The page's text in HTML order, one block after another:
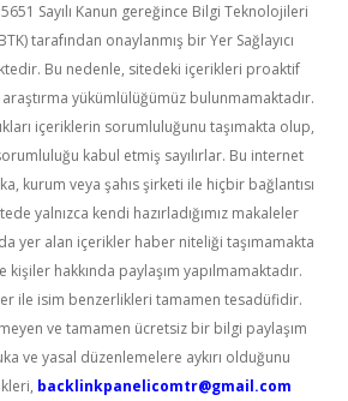
Sayılı Kanun gereğince Bilgi Teknolojileri
tarafından onaylanmış bir Yer Sağlayıcı
Bu nedenle, sitedeki içerikleri proaktif
yükümlülüğümüz bulunmamaktadır.
içeriklerin sorumluluğunu taşımakta olup,
kabul etmiş sayılırlar. Bu internet
kurum veya şahıs şirketi ile hiçbir bağlantısı
yalnızca kendi hazırladığımız makaleler
yer alan içerikler haber niteliği taşımamakta
hakkında paylaşım yapılmamaktadır.
ile isim benzerlikleri tamamen tesadüfidir.
ve tamamen ücretsiz bir bilgi paylaşım
ve yasal düzenlemelere aykırı olduğunu
backlinkpanelicomtr@gmail.com